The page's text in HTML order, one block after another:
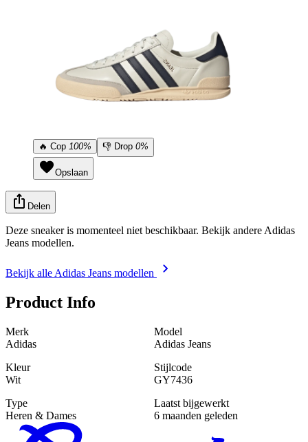
🔥 Cop 100% 👎 Drop 0%
Opslaan
Delen
Deze sneaker is momenteel niet beschikbaar. Bekijk andere Adidas
Jeans modellen.
Bekijk alle Adidas Jeans modellen
Product Info
Merk
Adidas
Model
Adidas Jeans
Kleur
Wit
Stijlcode
GY7436
Type
Heren & Dames
Laatst bijgewerkt
6 maanden geleden